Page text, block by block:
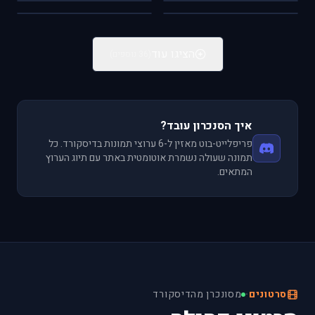
IL-2
FSX
איך הסנכרון עובד?
פריפלייט-בוט מאזין ל-6 ערוצי תמונות בדיסקורד. כל
תמונה שעולה נשמרת אוטומטית באתר עם תיוג הערוץ
המתאים.
סרטונים· מסונכרן מהדיסקורד